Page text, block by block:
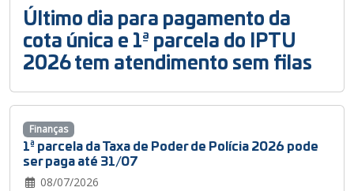
Último dia para pagamento da
cota única e 1ª parcela do IPTU
2026 tem atendimento sem filas
1ª parcela da Taxa de Poder de Polícia 2026 pode
ser paga até 31/07
08/07/2026
Finanças